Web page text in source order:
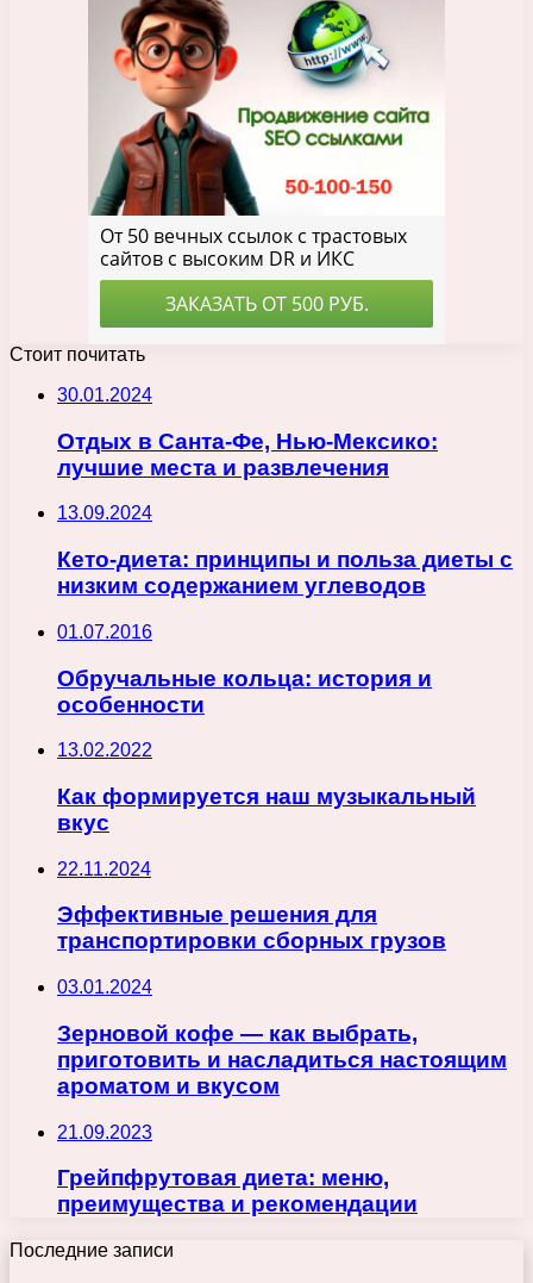
Стоит почитать
30.01.2024
Отдых в Санта-Фе, Нью-Мексико:
лучшие места и развлечения
13.09.2024
Кето-диета: принципы и польза диеты с
низким содержанием углеводов
01.07.2016
Обручальные кольца: история и
особенности
13.02.2022
Как формируется наш музыкальный
вкус
22.11.2024
Эффективные решения для
транспортировки сборных грузов
03.01.2024
Зерновой кофе — как выбрать,
приготовить и насладиться настоящим
ароматом и вкусом
21.09.2023
Грейпфрутовая диета: меню,
преимущества и рекомендации
Последние записи